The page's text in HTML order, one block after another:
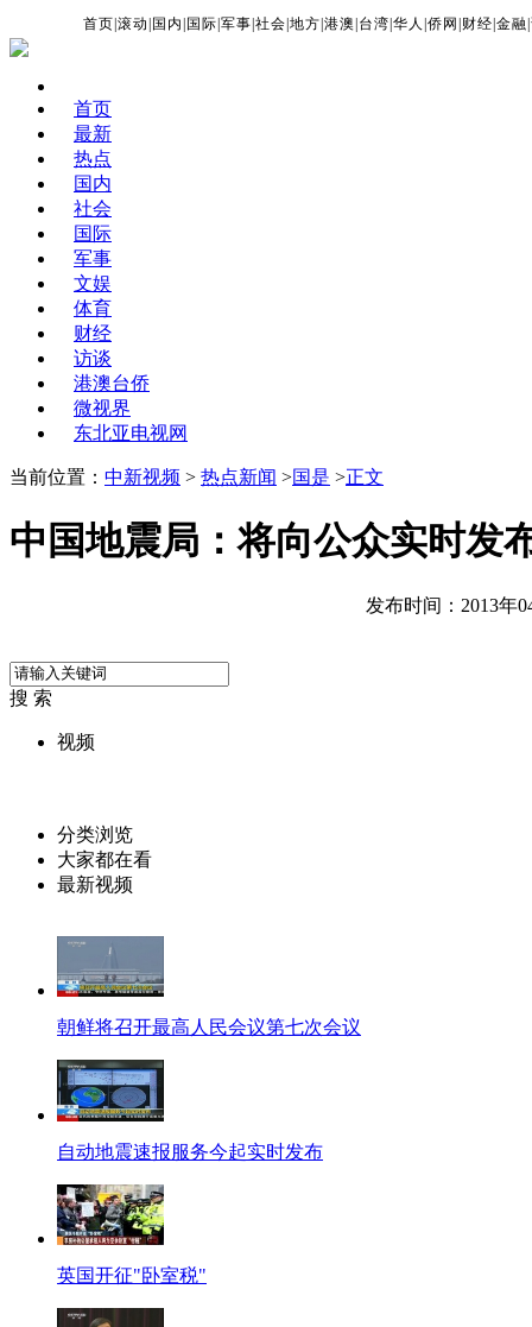
首页 |滚动 国内 国际 |军事 |社会 |地方 |港澳 台湾 |华人 |侨网 财经 |金融 |
首页
最新
热点
国内
社会
国际
军事
文娱
体育
财经
访谈
港澳台侨
微视界
东北亚电视网
当前位置： 中新视频 > 热点新闻 >国是 >正文
中国地震局：将向公众实时发
发布时间：2013年
搜 索
视频
分类浏览
大家都在看
最新视频
朝鲜将召开最高人民会议第七次会议
自动地震速报服务今起实时发布
英国开征"卧室税"